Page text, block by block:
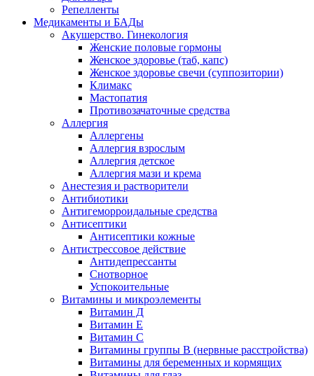
Репелленты
Медикаменты и БАДы
Акушерство. Гинекология
Женские половые гормоны
Женское здоровье (таб, капс)
Женское здоровье свечи (суппозитории)
Климакс
Мастопатия
Противозачаточные средства
Аллергия
Аллергены
Аллергия взрослым
Аллергия детское
Аллергия мази и крема
Анестезия и растворители
Антибиотики
Антигеморроидальные средства
Антисептики
Антисептики кожные
Антистрессовое действие
Антидепрессанты
Снотворное
Успокоительные
Витамины и микроэлементы
Витамин Д
Витамин Е
Витамин С
Витамины группы В (нервные расстройства)
Витамины для беременных и кормящих